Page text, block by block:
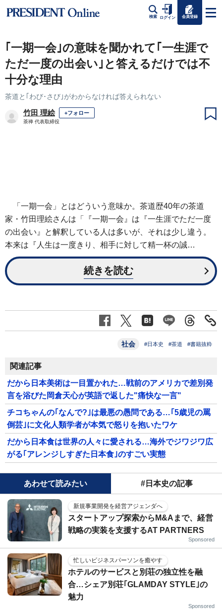
検索 ログイン 会員登録
｢一期一会｣の意味を聞かれて｢一生涯で
ただ一度の出会い｣と答えるだけでは不
十分な理由
茶道と｢わび･さび｣がわからなければ答えられない
竹田 理絵 +フォロー
茶禅 代表取締役
「一期一会」とはどういう意味か。茶道歴40年の茶道
家・竹田理絵さんは「『一期一会』は『一生涯でただ一度
の出会い』と解釈している人は多いが、それは少し違う。
本来は『人生は一度きり、相手に対して精一杯の誠…
続きを読む
社会 #日本史 #茶道 #書籍抜粋
関連記事
だから日本美術は一目置かれた…戦前のアメリカで差別発
言を浴びた岡倉天心が英語で返した"痛快な一言"
チコちゃんの｢なんで?｣は最悪の愚問である…｢5歳児の罵
倒芸｣に文化人類学者が本気で怒りを抱いたワケ
だから日本食は世界の人々に愛される…海外でジワジワ広
がる｢アレンジしすぎた日本食｣のすごい実態
あわせて読みたい #日本史の記事
新規事業開発を経営アジェンダへ
スタートアップ探索からM&Aまで、経営
戦略の実装を支援するAT PARTNERS
Sponsored
忙しいビジネスパーソンを癒やす
ホテルのサービスと別荘の独立性を融
合…シェア別荘｢GLAMDAY STYLE｣の
魅力
Sponsored